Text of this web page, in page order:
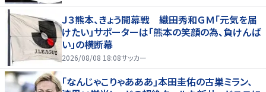
Ｊ３熊本、きょう開幕戦 織田秀和ＧＭ「元気を届
けたい」サポーターは「熊本の笑顔の為、負けんば
い」の横断幕
2026/08/08 18:08サッカー
｢なんじゃこりゃあああ｣本田圭佑の古巣ミラン、